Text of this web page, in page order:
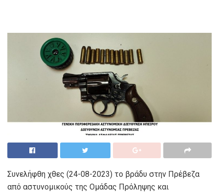
Συνελήφθη χθες (24-08-2023) το βράδυ στην Πρέβεζα
από αστυνομικούς της Ομάδας Πρόληψης και